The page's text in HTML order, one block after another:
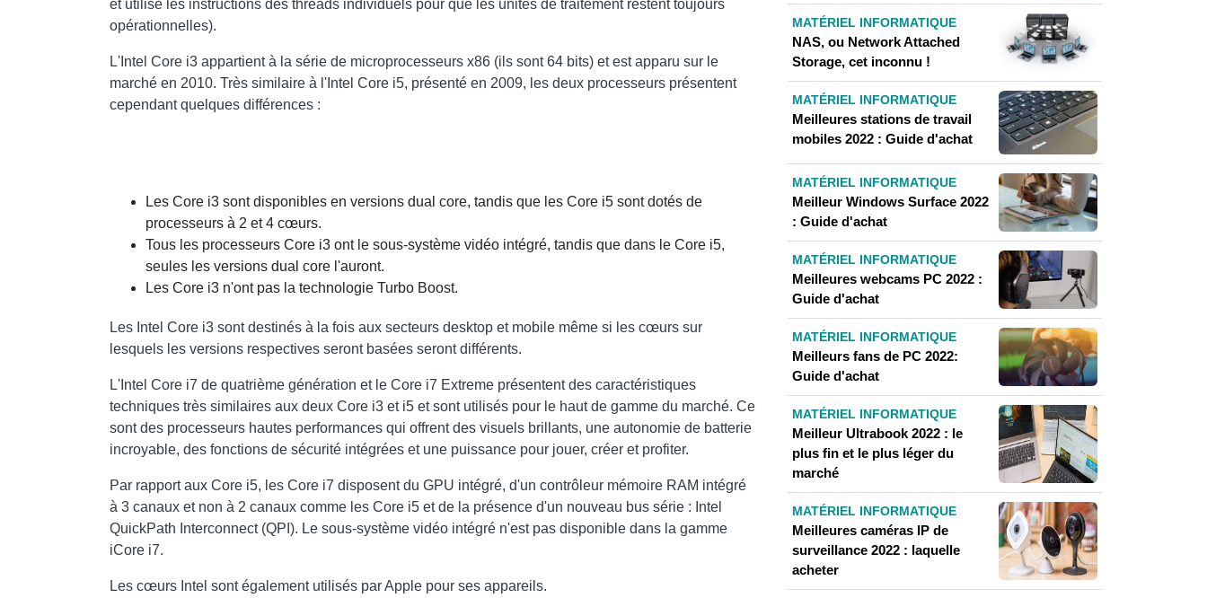
et utilise les instructions des threads individuels pour que les unités de traitement restent toujours
opérationnelles).
L'Intel Core i3 appartient à la série de microprocesseurs x86 (ils sont 64 bits) et est apparu sur le
marché en 2010. Très similaire à l'Intel Core i5, présenté en 2009, les deux processeurs présentent
cependant quelques différences :
Les Core i3 sont disponibles en versions dual core, tandis que les Core i5 sont dotés de
processeurs à 2 et 4 cœurs.
Tous les processeurs Core i3 ont le sous-système vidéo intégré, tandis que dans le Core i5,
seules les versions dual core l'auront.
Les Core i3 n'ont pas la technologie Turbo Boost.
Les Intel Core i3 sont destinés à la fois aux secteurs desktop et mobile même si les cœurs sur
lesquels les versions respectives seront basées seront différents.
L'Intel Core i7 de quatrième génération et le Core i7 Extreme présentent des caractéristiques
techniques très similaires aux deux Core i3 et i5 et sont utilisés pour le haut de gamme du marché. Ce
sont des processeurs hautes performances qui offrent des visuels brillants, une autonomie de batterie
incroyable, des fonctions de sécurité intégrées et une puissance pour jouer, créer et profiter.
Par rapport aux Core i5, les Core i7 disposent du GPU intégré, d'un contrôleur mémoire RAM intégré
à 3 canaux et non à 2 canaux comme les Core i5 et de la présence d'un nouveau bus série : Intel
QuickPath Interconnect (QPI). Le sous-système vidéo intégré n'est pas disponible dans la gamme
iCore i7.
Les cœurs Intel sont également utilisés par Apple pour ses appareils.
MATÉRIEL INFORMATIQUE
NAS, ou Network Attached
Storage, cet inconnu !
MATÉRIEL INFORMATIQUE
Meilleures stations de travail
mobiles 2022 : Guide d'achat
MATÉRIEL INFORMATIQUE
Meilleur Windows Surface 2022
: Guide d'achat
MATÉRIEL INFORMATIQUE
Meilleures webcams PC 2022 :
Guide d'achat
MATÉRIEL INFORMATIQUE
Meilleurs fans de PC 2022:
Guide d'achat
MATÉRIEL INFORMATIQUE
Meilleur Ultrabook 2022 : le
plus fin et le plus léger du
marché
MATÉRIEL INFORMATIQUE
Meilleures caméras IP de
surveillance 2022 : laquelle
acheter